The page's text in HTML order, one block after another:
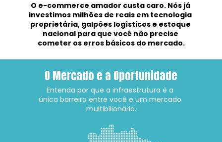
O e-commerce amador custa caro. Nós já
investimos milhões de reais em tecnologia
proprietária, galpões logísticos e estoque
nacional para que você não precise
cometer os erros básicos do mercado.
O Mercado e a Oportunidade
Entenda por que a infraestrutura é a
única barreira entre você e um mercado
multibilionário.